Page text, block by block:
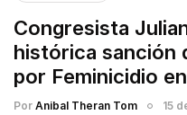
Congresista
histórica sanción
por Feminicidio
Por Anibal Theran Tom
15